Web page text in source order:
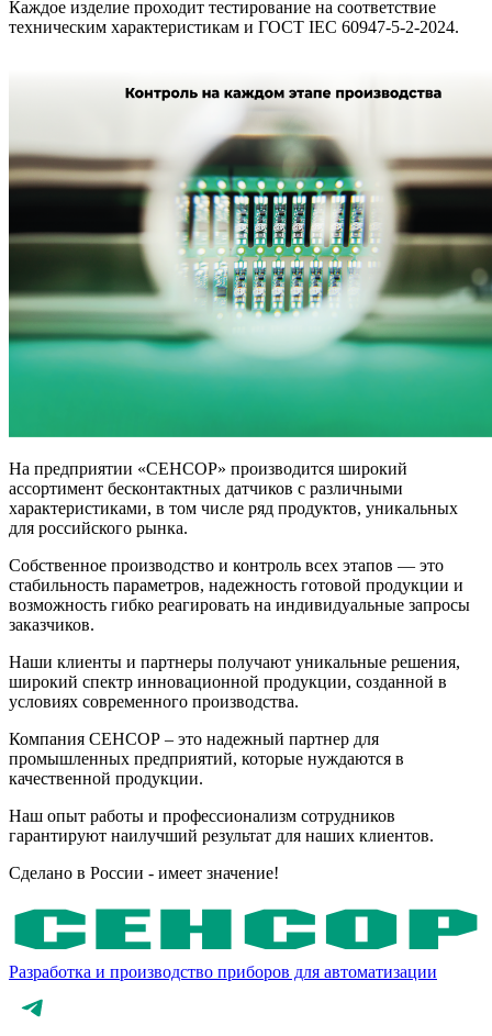
Каждое изделие проходит тестирование на соответствие
техническим характеристикам и ГОСТ IEC 60947-5-2-2024.
На предприятии «СЕНСОР» производится широкий
ассортимент бесконтактных датчиков с различными
характеристиками, в том числе ряд продуктов, уникальных
для российского рынка.
Собственное производство и контроль всех этапов — это
стабильность параметров, надежность готовой продукции и
возможность гибко реагировать на индивидуальные запросы
заказчиков.
Наши клиенты и партнеры получают уникальные решения,
широкий спектр инновационной продукции, созданной в
условиях современного производства.
Компания СЕНСОР – это надежный партнер для
промышленных предприятий, которые нуждаются в
качественной продукции.
Наш опыт работы и профессионализм сотрудников
гарантируют наилучший результат для наших клиентов.
Сделано в России - имеет значение!
Разработка и производство приборов для автоматизации